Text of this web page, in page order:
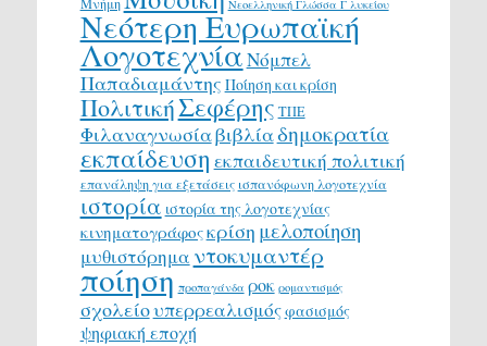
Νεοελληνική Γλώσσα Γ λυκείου
Νεότερη Ευρωπαϊκή
ΛογοτεχνίαΝόμπελ
Παπαδιαμάντης Ποίηση και κρίση
ΠολιτικήΣεφέρης ΤΠΕ
Φιλαναγνωσίαβιβλίαδημοκρατία
εκπαίδευση εκπαιδευτική πολιτική
επανάληψη για εξετάσεις ισπανόφωνη λογοτεχνία
ιστορία ιστορία της λογοτεχνίας
κινηματογράφοςκρίση μελοποίηση
μυθιστόρημα ντοκυμαντέρ
ποίηση προπαγάνδα ροκ ρομαντισμός
σχολείουπερρεαλισμόςφασισμός
ψηφιακή εποχή